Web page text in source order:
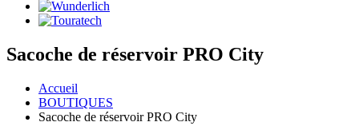
Sacoche de réservoir PRO City
Accueil
BOUTIQUES
Sacoche de réservoir PRO City